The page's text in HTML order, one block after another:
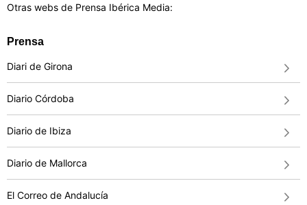
Otras webs de Prensa Ibérica Media:
Prensa
Diari de Girona
Diario Córdoba
Diario de Ibiza
Diario de Mallorca
El Correo de Andalucía